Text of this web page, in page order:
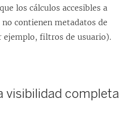
los cálculos accesibles a
contienen metadatos de
ejemplo, filtros de usuario).
visibilidad completa